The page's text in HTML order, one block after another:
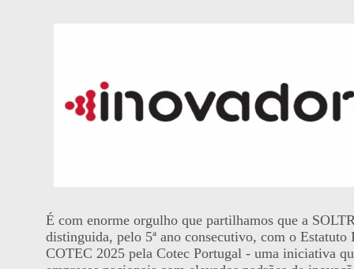
É com enorme orgulho que partilhamos que a
distinguida, pelo 5ª ano consecutivo, com o
COTEC 2025 pela Cotec Portugal - uma iniciativa